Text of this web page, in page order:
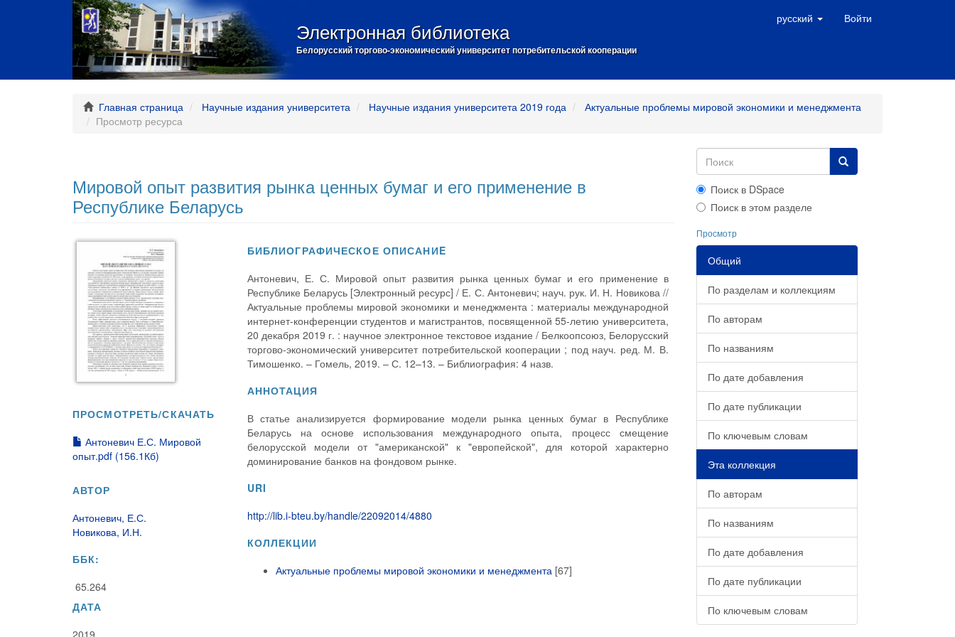
Электронная библиотека
Белорусский торгово-экономический университет потребительской кооперации
русский Войти
Главная страница Научные издания университета Научные издания университета 2019 года
Актуальные проблемы мировой экономики и менеджмента
Просмотр ресурса
Мировой опыт развития рынка ценных бумаг и его применение в
Республике Беларусь
ПРОСМОТРЕТЬ/СКАЧАТЬ
Антоневич Е.С. Мировой
опыт.pdf (156.1Кб)
АВТОР
Антоневич, Е.С.
Новикова, И.Н.
ББК:
65.264
ДАТА
2019
БИБЛИОГРАФИЧЕСКОЕ ОПИСАНИE
Антоневич, Е. С. Мировой опыт развития рынка ценных бумаг и его применение в
Республике Беларусь [Электронный ресурс] / Е. С. Антоневич; науч. рук. И. Н. Новикова //
Актуальные проблемы мировой экономики и менеджмента : материалы международной
интернет-конференции студентов и магистрантов, посвященной 55-летию университета,
20 декабря 2019 г. : научное электронное текстовое издание / Белкоопсоюз, Белорусский
торгово-экономический университет потребительской кооперации ; под науч. ред. М. В.
Тимошенко. – Гомель, 2019. – С. 12–13. – Библиография: 4 назв.
АННОТАЦИЯ
В статье анализируется формирование модели рынка ценных бумаг в Республике
Беларусь на основе использования международного опыта, процесс смещение
белорусской модели от "американской" к "европейской", для которой характерно
доминирование банков на фондовом рынке.
URI
http://lib.i-bteu.by/handle/22092014/4880
КОЛЛЕКЦИИ
Актуальные проблемы мировой экономики и менеджмента[67]
Поиск в DSpace
Поиск в этом разделе
Просмотр
Общий
По разделам и коллекциям
По авторам
По названиям
По дате добавления
По дате публикации
По ключевым словам
Эта коллекция
По авторам
По названиям
По дате добавления
По дате публикации
По ключевым словам